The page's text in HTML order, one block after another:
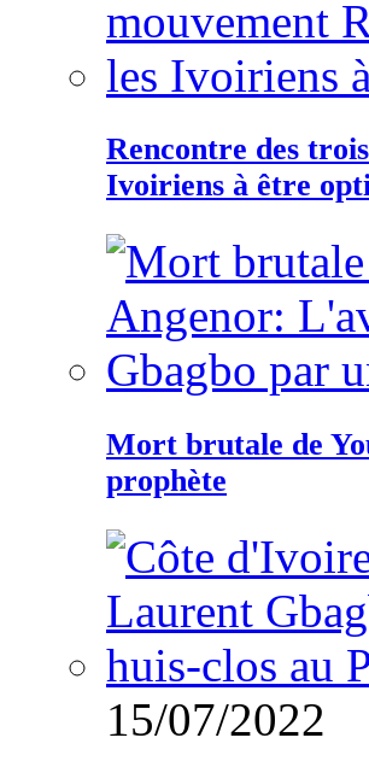
Rencontre des
Ivoiriens à être
Mort brutale de
prophète
15/07/2022